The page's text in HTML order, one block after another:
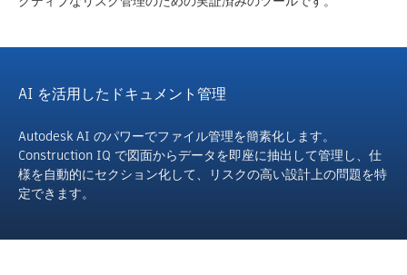
AI を活用したドキュメント管理
Autodesk AI のパワーでファイル管理を簡素化します。
Construction IQ で図面からデータを即座に抽出して管理し、仕
様を自動的にセクション化して、リスクの高い設計上の問題を特
定できます。